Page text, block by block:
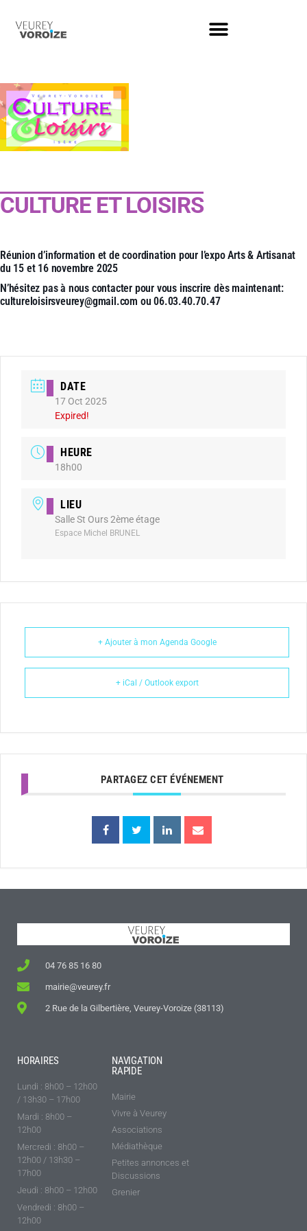
CULTURE ET LOISIRS
Réunion d’information et de coordination pour l’expo Arts & Artisanat
du 15 et 16 novembre 2025
N’hésitez pas à nous contacter pour vous inscrire dès maintenant:
cultureloisirsveurey@gmail.com ou 06.03.40.70.47
DATE
17 Oct 2025
Expired!
HEURE
18h00
LIEU
Salle St Ours 2ème étage
Espace Michel BRUNEL
+ Ajouter à mon Agenda Google
+ iCal / Outlook export
PARTAGEZ CET ÉVÉNEMENT
04 76 85 16 80
mairie@veurey.fr
2 Rue de la Gilbertière, Veurey-Voroize (38113)
HORAIRES
Lundi : 8h00 – 12h00
/ 13h30 – 17h00
Mardi : 8h00 –
12h00
Mercredi : 8h00 –
12h00 / 13h30 –
17h00
Jeudi : 8h00 – 12h00
Vendredi : 8h00 –
12h00
NAVIGATION
RAPIDE
Mairie
Vivre à Veurey
Associations
Médiathèque
Petites annonces et
Discussions
Grenier